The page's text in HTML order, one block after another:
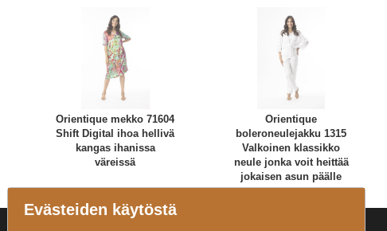
Orientique mekko 71604
Shift Digital ihoa hellivä
kangas ihanissa
väreissä
Orientique
boleroneulejakku 1315
Valkoinen klassikko
neule jonka voit heittää
jokaisen asun päälle
Evästeiden käytöstä